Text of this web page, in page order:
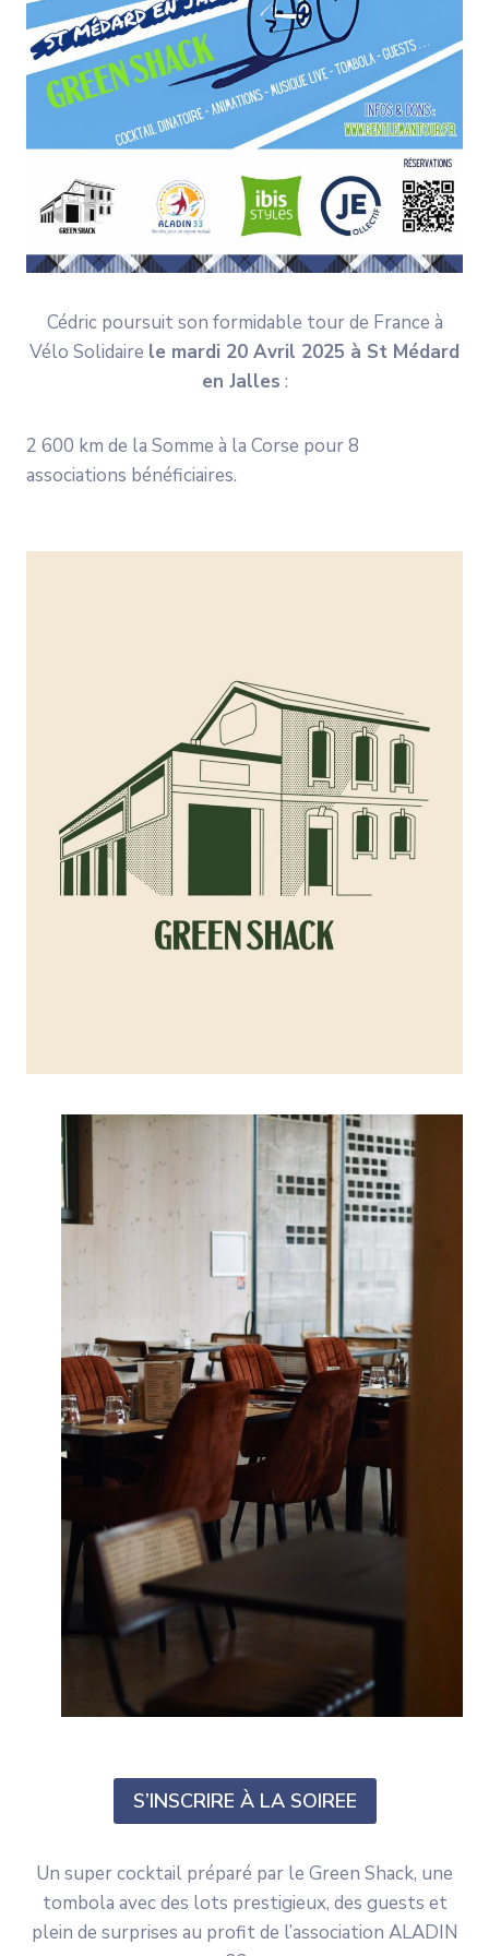
Cédric poursuit son formidable tour de France à
Vélo Solidaire le mardi 20 Avril 2025 à St Médard
en Jalles :
2 600 km de la Somme à la Corse pour 8
associations bénéficiaires.
S’INSCRIRE À LA SOIREE
Un super cocktail préparé par le Green Shack, une
tombola avec des lots prestigieux, des guests et
plein de surprises au profit de l’association ALADIN